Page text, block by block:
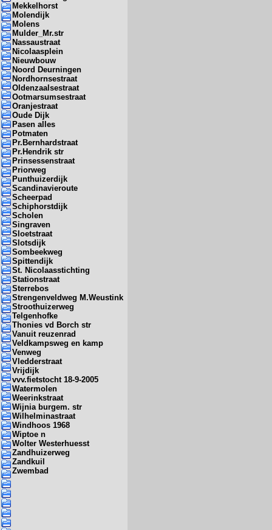
Mekkelhorst
Molendijk
Molens
Mulder_Mr.str
Nassaustraat
Nicolaasplein
Nieuwbouw
Noord Deurningen
Nordhornsestraat
Oldenzaalsestraat
Ootmarsumsestraat
Oranjestraat
Oude Dijk
Pasen alles
Potmaten
Pr.Bernhardstraat
Pr.Hendrik str
Prinsessenstraat
Priorweg
Punthuizerdijk
Scandinavieroute
Scheerpad
Schiphorstdijk
Scholen
Singraven
Sloetstraat
Slotsdijk
Sombeekweg
Spittendijk
St. Nicolaasstichting
Stationstraat
Sterrebos
Strengenveldweg M.Weustink
Stroothuizerweg
Telgenhofke
Thonies vd Borch str
Vanuit reuzenrad
Veldkampsweg en kamp
Venweg
Vledderstraat
Vrijdijk
vvv.fietstocht 18-9-2005
Watermolen
Weerinkstraat
Wijnia burgem. str
Wilhelminastraat
Windhoos 1968
Wiptoe n
Wolter Westerhuesst
Zandhuizerweg
Zandkuil
Zwembad